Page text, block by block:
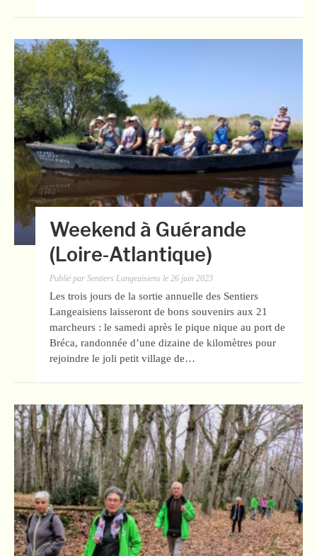
Weekend à Guérande
(Loire-Atlantique)
Publié par Sentiers Langeaisiens le 26 juin 2023
Les trois jours de la sortie annuelle des Sentiers
Langeaisiens laisseront de bons souvenirs aux 21
marcheurs : le samedi après le pique nique au port de
Bréca, randonnée d’une dizaine de kilomètres pour
rejoindre le joli petit village de…